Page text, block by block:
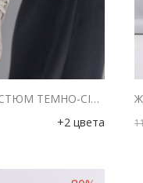
ЖІНОЧИЙ ВЕЛЮРОВИЙ КОСТЮМ ТЕМНО-СІРИЙ З ВИШИТИМ НАПИСОМ 2UIET
+2 цвета